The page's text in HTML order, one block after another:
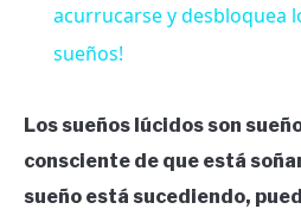
acurrucarse y desbloquea
sueños!
Los sueños lúcidos son
consciente de que está
sueño está sucediendo,